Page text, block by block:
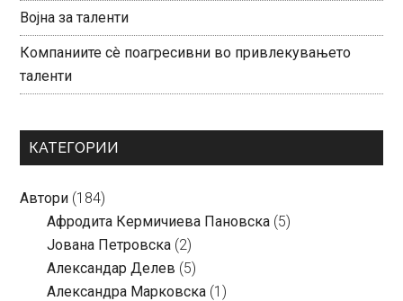
Војна за таленти
Компаниите сè поагресивни во привлекувањето
таленти
КАТЕГОРИИ
Автори (184)
Aфродита Кермичиева Пановска (5)
Јована Петровска (2)
Александар Делев (5)
Александра Марковска (1)